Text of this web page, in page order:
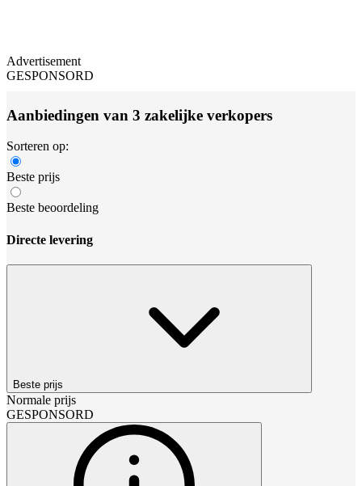
Advertisement
GESPONSORD
Aanbiedingen van 3 zakelijke verkopers
Sorteren op:
Beste prijs
Beste beoordeling
Directe levering
Beste prijs
Normale prijs
GESPONSORD